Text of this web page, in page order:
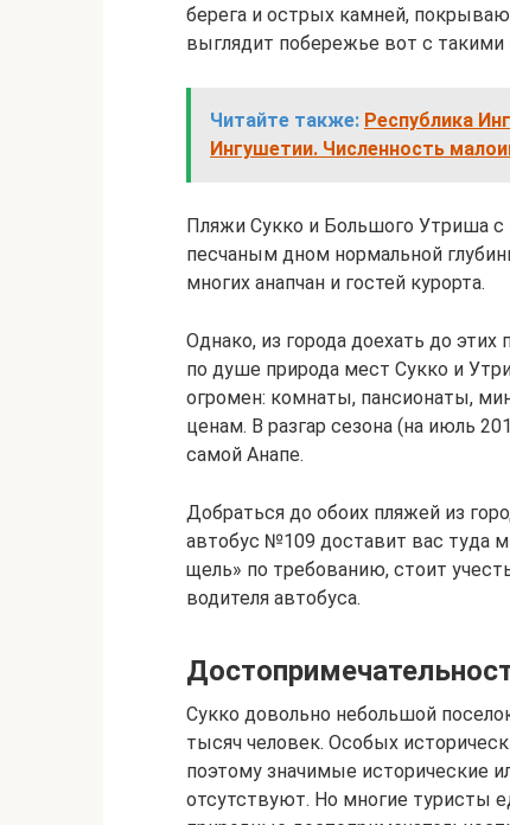
берега и острых камней,
выглядит побережье вот с такими
Читайте также: Республика
Ингушетии. Численность
Пляжи Сукко и Большого Утриша
песчаным дном нормальной
многих анапчан и гостей курорта.
Однако, из города доехать до
по душе природа мест Сукко и
огромен: комнаты, пансионаты,
ценам. В разгар сезона (на июль
самой Анапе.
Добраться до обоих пляжей из
автобус №109 доставит вас туда
щель» по требованию, стоит
водителя автобуса.
Сукко довольно небольшой
тысяч человек. Особых
поэтому значимые исторические
отсутствуют. Но многие туристы